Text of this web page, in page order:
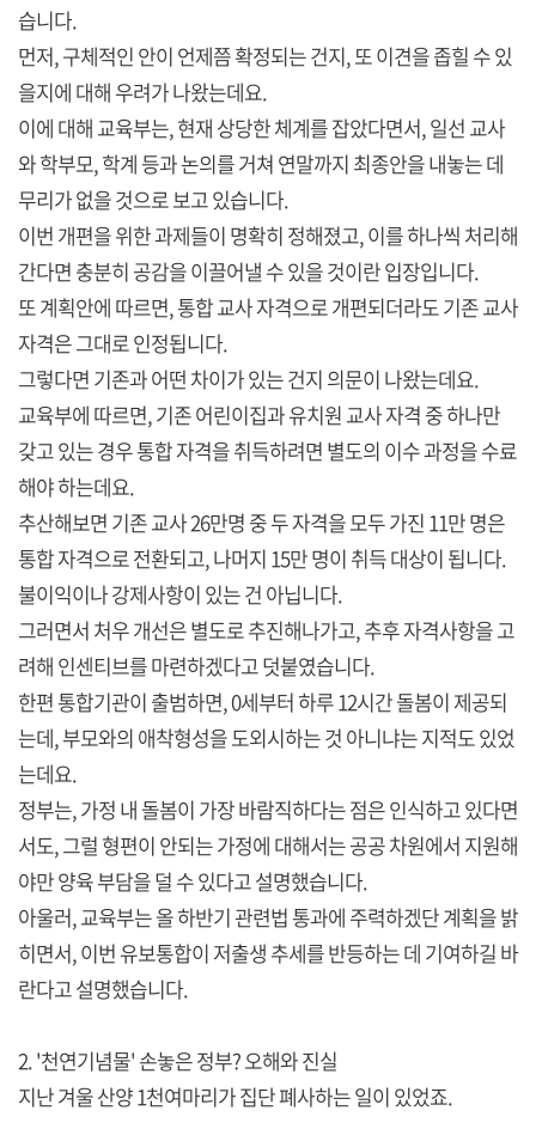
습니다.
먼저, 구체적인 안이 언제쯤 확정되는 건지, 또 이견을 좁힐 수 있
을지에 대해 우려가 나왔는데요.
이에 대해 교육부는, 현재 상당한 체계를 잡았다면서, 일선 교사
와 학부모, 학계 등과 논의를 거쳐 연말까지 최종안을 내놓는 데
무리가 없을 것으로 보고 있습니다.
이번 개편을 위한 과제들이 명확히 정해졌고, 이를 하나씩 처리해
간다면 충분히 공감을 이끌어낼 수 있을 것이란 입장입니다.
또 계획안에 따르면, 통합 교사 자격으로 개편되더라도 기존 교사
자격은 그대로 인정됩니다.
그렇다면 기존과 어떤 차이가 있는 건지 의문이 나왔는데요.
교육부에 따르면, 기존 어린이집과 유치원 교사 자격 중 하나만
갖고 있는 경우 통합 자격을 취득하려면 별도의 이수 과정을 수료
해야 하는데요.
추산해보면 기존 교사 26만명 중 두 자격을 모두 가진 11만 명은
통합 자격으로 전환되고, 나머지 15만 명이 취득 대상이 됩니다.
불이익이나 강제사항이 있는 건 아닙니다.
그러면서 처우 개선은 별도로 추진해나가고, 추후 자격사항을 고
려해 인센티브를 마련하겠다고 덧붙였습니다.
한편 통합기관이 출범하면, 0세부터 하루 12시간 돌봄이 제공되
는데, 부모와의 애착형성을 도외시하는 것 아니냐는 지적도 있었
는데요.
정부는, 가정 내 돌봄이 가장 바람직하다는 점은 인식하고 있다면
서도, 그럴 형편이 안되는 가정에 대해서는 공공 차원에서 지원해
야만 양육 부담을 덜 수 있다고 설명했습니다.
아울러, 교육부는 올 하반기 관련법 통과에 주력하겠단 계획을 밝
히면서, 이번 유보통합이 저출생 추세를 반등하는 데 기여하길 바
란다고 설명했습니다.
2. '천연기념물' 손놓은 정부? 오해와 진실
지난 겨울 산양 1천여마리가 집단 폐사하는 일이 있었죠.